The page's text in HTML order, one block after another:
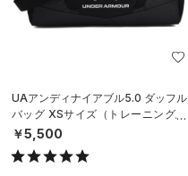
UAアンディナイアブル5.0 ダッフル
バッグ XSサイズ（トレーニング/U
NISEX）
￥5,500